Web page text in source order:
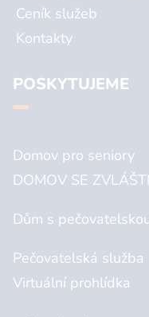
Ceník služeb
Kontakty
POSKYTUJEME
Domov pro seniory
DOMOV SE
Dům s
Pečovatelská služba
Virtuální prohlídka